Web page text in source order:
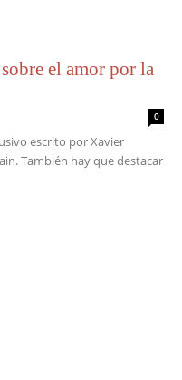
el amor por la
0
escrito por Xavier
También hay que destacar